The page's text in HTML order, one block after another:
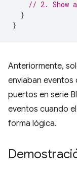
// 2. Show
}
}
Anteriormente,
enviaban eventos
puertos en serie
eventos cuando
forma lógica.